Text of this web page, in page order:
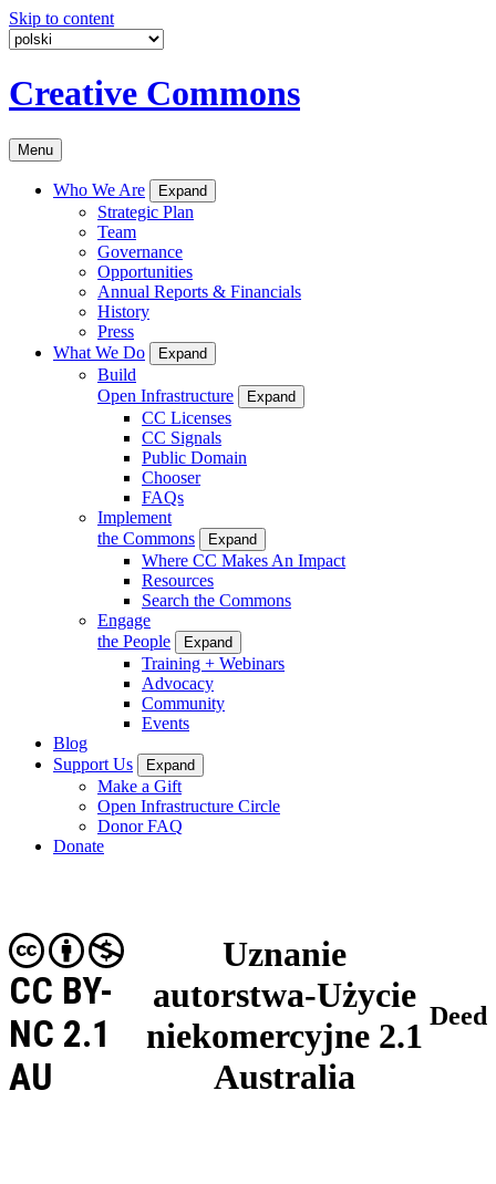
Skip to content
Creative Commons
Menu
Who We Are Expand
Strategic Plan
Team
Governance
Opportunities
Annual Reports & Financials
History
Press
What We Do
Expand
Build
Open Infrastructure
Expand
CC Licenses
CC Signals
Public Domain
Chooser
FAQs
Implement
the Commons
Expand
Where CC Makes An Impact
Resources
Search the Commons
Engage
the People
Expand
Training + Webinars
Advocacy
Community
Events
Blog
Support Us
Expand
Make a Gift
Open Infrastructure Circle
Donor FAQ
Donate
Uznanie
autorstwa-Użycie
niekomercyjne 2.1
Australia
CC BY-
NC 2.1
AU
Deed